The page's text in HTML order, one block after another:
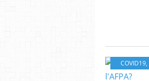
COVID19,